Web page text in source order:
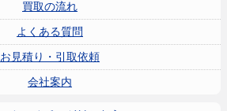
買取の流れ
よくある質問
お見積り・引取依頼
会社案内